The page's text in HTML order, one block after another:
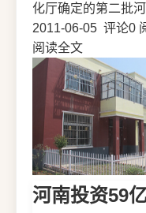
化厅确定的第二批
2011-06-05 评论0
阅读全文
河南投资59